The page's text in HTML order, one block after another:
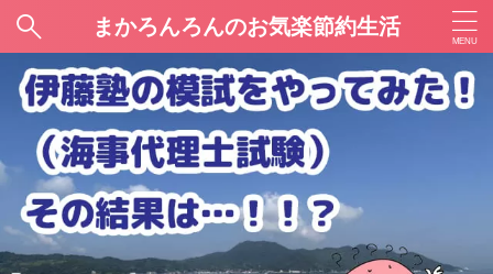
まかろんろんのお気楽節約生活